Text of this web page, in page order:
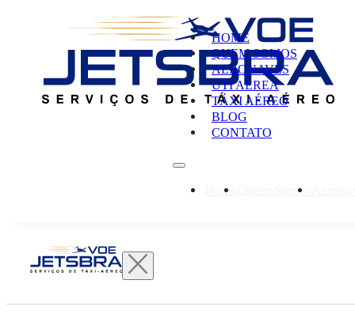
HOME
QUEM SOMOS
AERONAVES
UTI AÉREA
TÁXI AÉREO
BLOG
CONTATO
Home Quem Somos